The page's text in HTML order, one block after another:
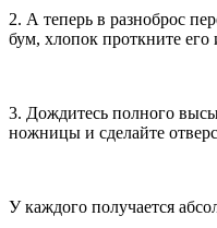
2. А теперь в разноброс
бум, хлопок проткните его
3. Дождитесь полного
ножницы и сделайте
У каждого получается